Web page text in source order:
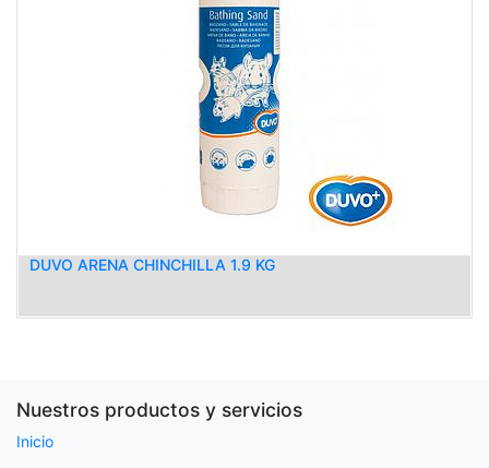
DUVO ARENA CHINCHILLA 1.9 KG
Nuestros productos y servicios
Inicio